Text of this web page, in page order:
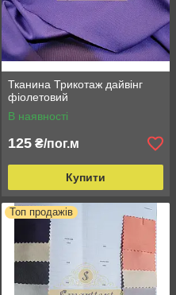
Тканина Трикотаж дайвінг
фіолетовий
В наявності
125 ₴/пог.м
Купити
Топ продажів